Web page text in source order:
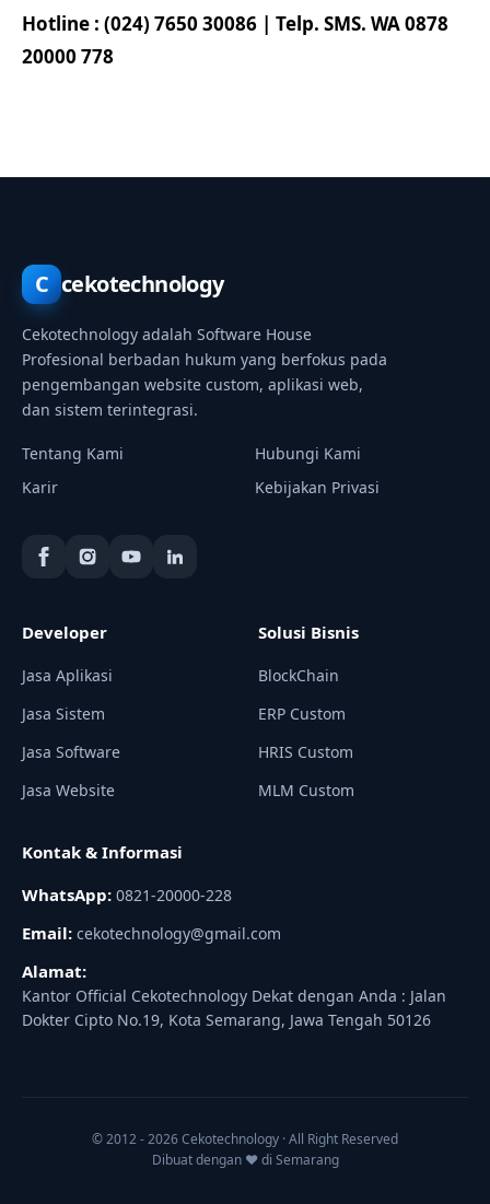
Hotline : (024) 7650 30086 | Telp. SMS. WA 0878
20000 778
C cekotechnology
Cekotechnology adalah Software House
Profesional berbadan hukum yang berfokus pada
pengembangan website custom, aplikasi web,
dan sistem terintegrasi.
Tentang Kami
Hubungi Kami
Karir
Kebijakan Privasi
Developer
Jasa Aplikasi
Jasa Sistem
Jasa Software
Jasa Website
Solusi Bisnis
BlockChain
ERP Custom
HRIS Custom
MLM Custom
Kontak & Informasi
WhatsApp: 0821-20000-228
Email: cekotechnology@gmail.com
Alamat:
Kantor Official Cekotechnology Dekat dengan Anda : Jalan
Dokter Cipto No.19, Kota Semarang, Jawa Tengah 50126
© 2012 - 2026 Cekotechnology · All Right Reserved
Dibuat dengan ♥ di Semarang